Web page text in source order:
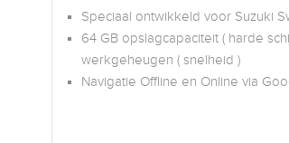
Speciaal ontwikkeld voor Suzuki
64 GB opslagcapaciteit ( harde
werkgeheugen ( snelheid )
Navigatie Offline en Online via